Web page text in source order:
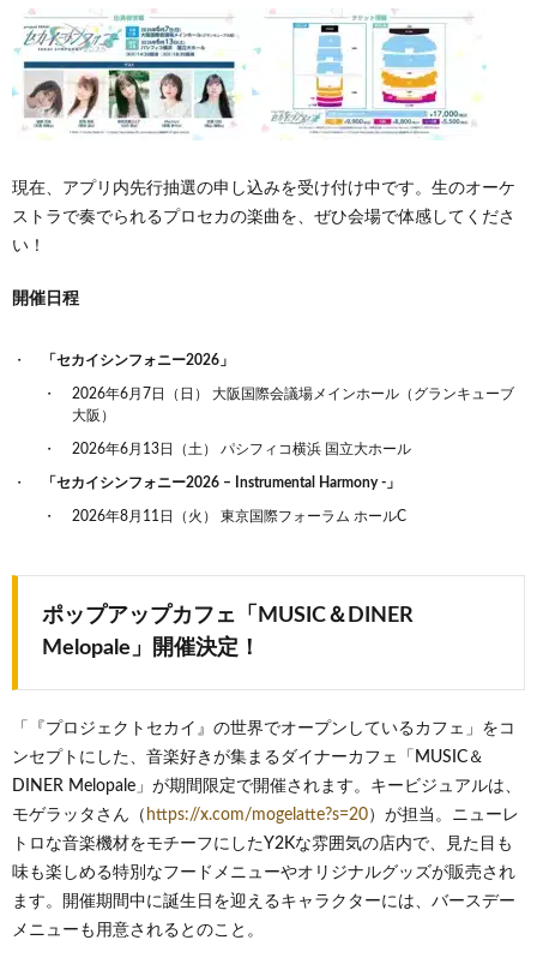
現在、アプリ内先行抽選の申し込みを受け付け中です。生のオーケ
ストラで奏でられるプロセカの楽曲を、ぜひ会場で体感してくださ
い！
開催日程
「セカイシンフォニー2026」
2026年6月7日（日） 大阪国際会議場メインホール（グランキューブ
大阪）
2026年6月13日（土） パシフィコ横浜 国立大ホール
「セカイシンフォニー2026 – Instrumental Harmony -」
2026年8月11日（火） 東京国際フォーラム ホールC
ポップアップカフェ「MUSIC＆DINER
Melopale」開催決定！
「『プロジェクトセカイ』の世界でオープンしているカフェ」をコ
ンセプトにした、音楽好きが集まるダイナーカフェ「MUSIC＆
DINER Melopale」が期間限定で開催されます。キービジュアルは、
モゲラッタさん（ https://x.com/mogelatte?s=20）が担当。ニューレ
トロな音楽機材をモチーフにしたY2Kな雰囲気の店内で、見た目も
味も楽しめる特別なフードメニューやオリジナルグッズが販売され
ます。開催期間中に誕生日を迎えるキャラクターには、バースデー
メニューも用意されるとのこと。